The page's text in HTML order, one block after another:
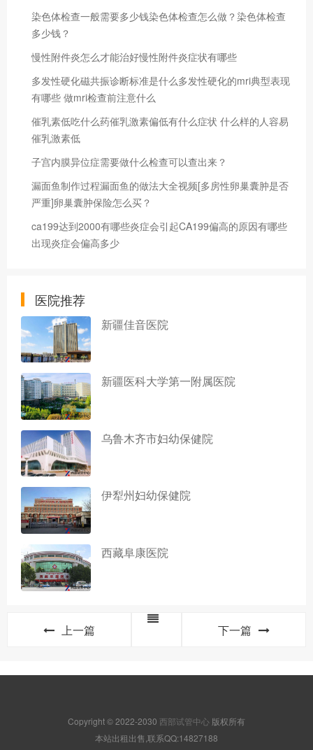
染色体检查一般需要多少钱染色体检查怎么做？染色体检查
多少钱？
慢性附件炎怎么才能治好慢性附件炎症状有哪些
多发性硬化磁共振诊断标准是什么多发性硬化的mri典型表现
有哪些 做mri检查前注意什么
催乳素低吃什么药催乳激素偏低有什么症状 什么样的人容易
催乳激素低
子宫内膜异位症需要做什么检查可以查出来？
漏面鱼制作过程漏面鱼的做法大全视频[多房性卵巢囊肿是否
严重]卵巢囊肿保险怎么买？
ca199达到2000有哪些炎症会引起CA199偏高的原因有哪些
出现炎症会偏高多少
医院推荐
新疆佳音医院
新疆医科大学第一附属医院
乌鲁木齐市妇幼保健院
伊犁州妇幼保健院
西藏阜康医院
上一篇 下一篇
Copyright © 2022-2030 西部试管中心 版权所有
本站出租出售,联系QQ:14827188